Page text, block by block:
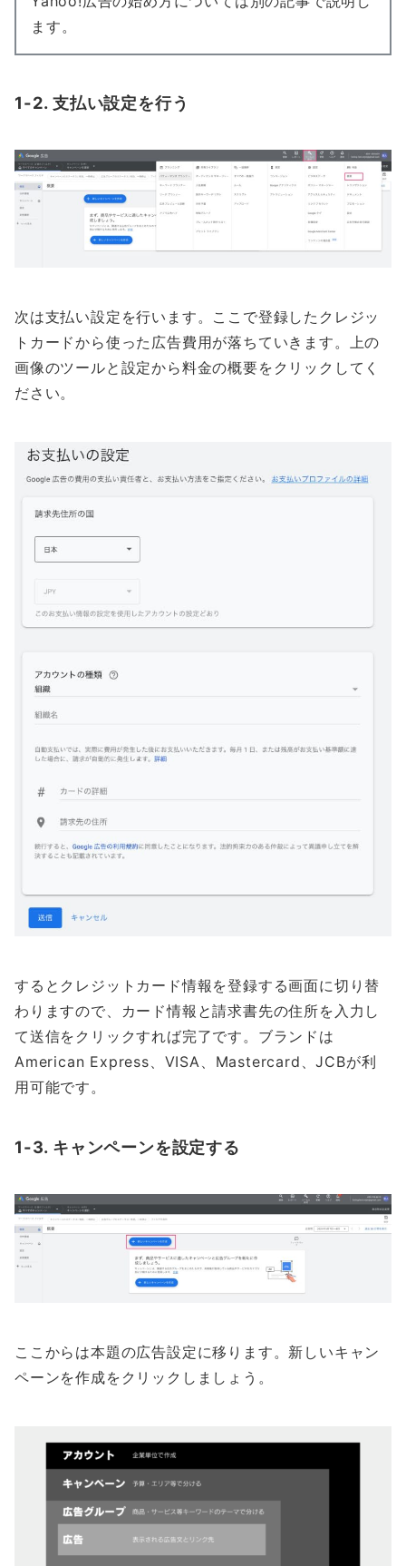
ます。
1-2. 支払い設定を行う
次は支払い設定を行います。ここで登録したクレジッ
トカードから使った広告費用が落ちていきます。上の
画像のツールと設定から料金の概要をクリックしてく
ださい。
するとクレジットカード情報を登録する画面に切り替
わりますので、カード情報と請求書先の住所を入力し
て送信をクリックすれば完了です。ブランドは
American Express、VISA、Mastercard、JCBが利
用可能です。
1-3. キャンペーンを設定する
ここからは本題の広告設定に移ります。新しいキャン
ペーンを作成をクリックしましょう。